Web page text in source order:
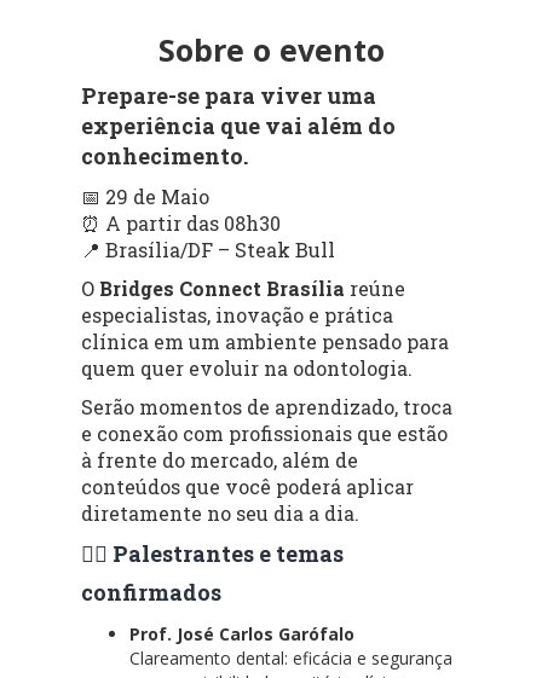
Sobre o evento
Prepare-se para viver uma
experiência que vai além do
conhecimento.
📅 29 de Maio
⏰ A partir das 08h30
📍 Brasília/DF – Steak Bull
O Bridges Connect Brasília reúne
especialistas, inovação e prática
clínica em um ambiente pensado para
quem quer evoluir na odontologia.
Serão momentos de aprendizado, troca
e conexão com profissionais que estão
à frente do mercado, além de
conteúdos que você poderá aplicar
diretamente no seu dia a dia.
👨‍⚕️ Palestrantes e temas
confirmados
Prof. José Carlos Garófalo
Clareamento dental: eficácia e segurança